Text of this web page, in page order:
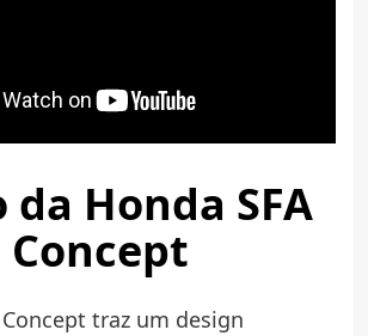
da Honda SFA
Concept
Concept traz um design